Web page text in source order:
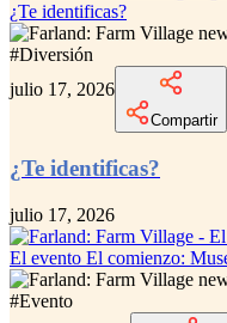
¿Te identificas?
#Diversión
julio 17, 2026
Compartir
¿Te identificas?
julio 17, 2026
El evento El comienzo:
#Evento